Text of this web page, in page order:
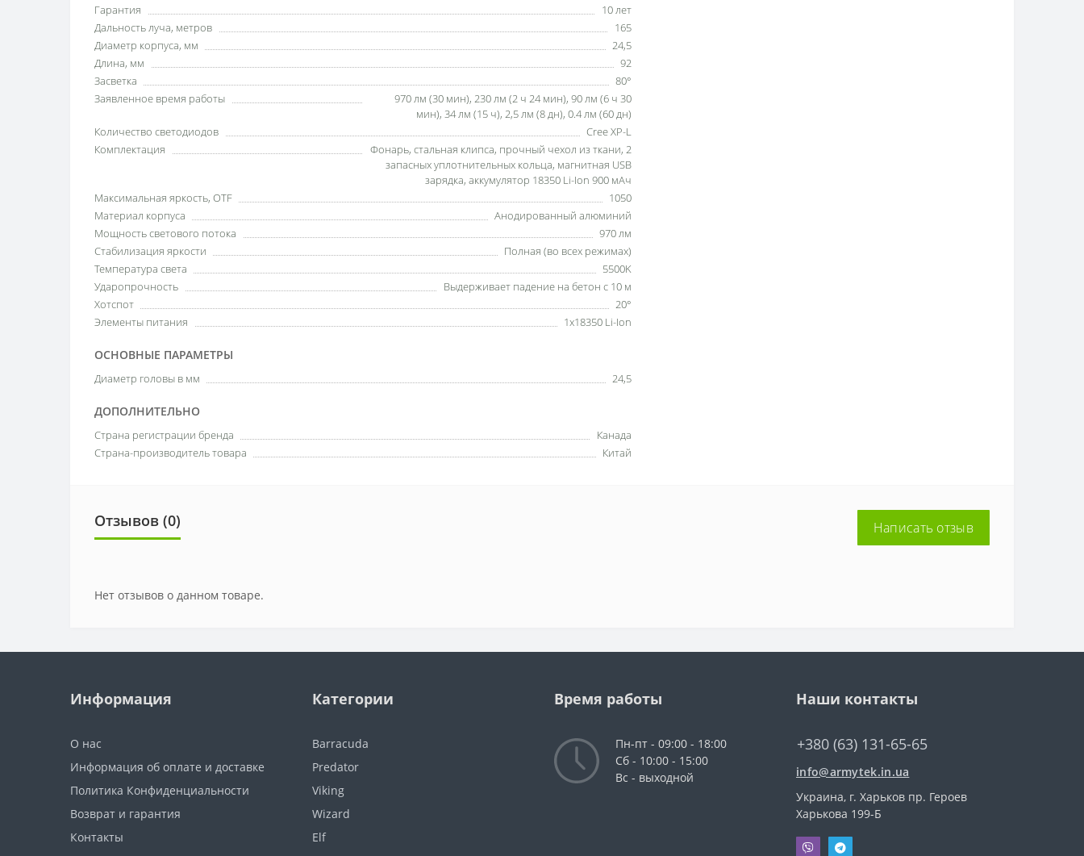
Гарантия
10 лет
Дальность луча, метров
165
Диаметр корпуса, мм
24,5
Длина, мм
92
Засветка
80°
Заявленное время работы
970 лм (30 мин), 230 лм (2 ч 24 мин), 90 лм (6 ч 30
мин), 34 лм (15 ч), 2,5 лм (8 дн), 0.4 лм (60 дн)
Количество светодиодов
Cree XP-L
Комплектация
Фонарь, стальная клипса, прочный чехол из ткани, 2
запасных уплотнительных кольца, магнитная USB
зарядка, аккумулятор 18350 Li-Ion 900 мАч
Максимальная яркость, OTF
1050
Материал корпуса
Анодированный алюминий
Мощность светового потока
970 лм
Стабилизация яркости
Полная (во всех режимах)
Температура света
5500K
Ударопрочность
Выдерживает падение на бетон с 10 м
Хотспот
20°
Элементы питания
1x18350 Li-Ion
ОСНОВНЫЕ ПАРАМЕТРЫ
Диаметр головы в мм 24,5
ДОПОЛНИТЕЛЬНО
Страна регистрации бренда
Канада
Страна-производитель товара
Китай
Отзывов (0) Написать отзыв
Нет отзывов о данном товаре.
Информация
О нас
Информация об оплате и доставке
Политика Конфиденциальности
Возврат и гарантия
Контакты
Категории
Barracuda
Predator
Viking
Wizard
Elf
Время работы
Пн-пт - 09:00 - 18:00
Сб - 10:00 - 15:00
Вс - выходной
Наши контакты
+380 (63) 131-65-65
info@armytek.in.ua
Украина, г. Харьков пр. Героев
Харькова 199-Б